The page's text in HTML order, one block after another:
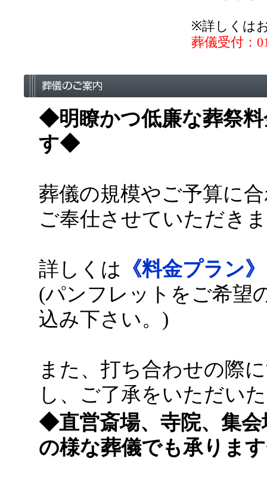
※詳しくは
葬儀受付：
◆明瞭かつ低廉な葬祭
す◆
葬儀の規模やご予算に
ご奉仕させていただき
詳しくは 《料金プラン》
(パンフレットをご希望
込み下さい。)
また、打ち合わせの際
し、ご了承をいただい
◆直営斎場、寺院、集
の様な葬儀でも承りま